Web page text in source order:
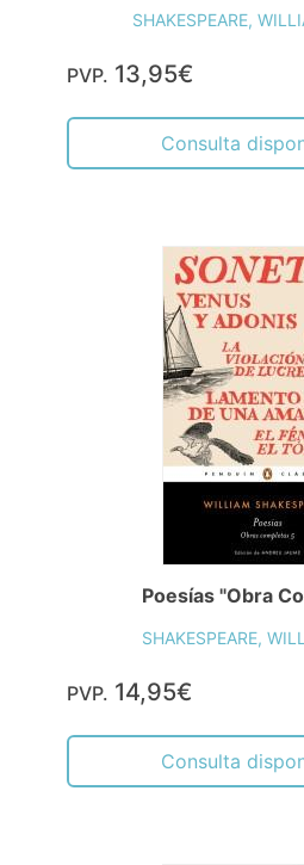
SHAKESPEARE,
PVP. 13,95€
Consulta
Poesías "Obra
SHAKESPEARE,
PVP. 14,95€
Consulta